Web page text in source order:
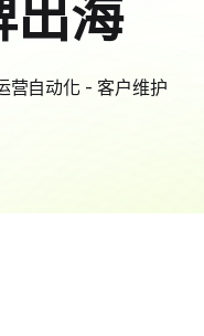
出海
营自动化 - 客户维护